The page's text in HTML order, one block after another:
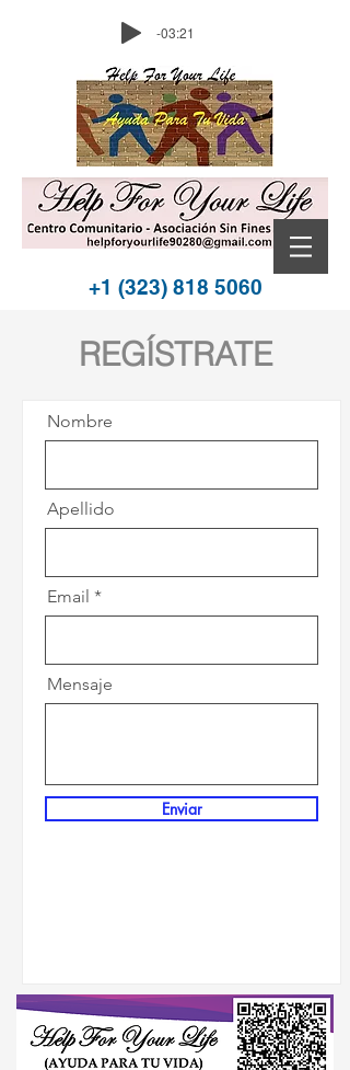
-03:21
+1 (323) 818 5060
REGÍSTRATE
Nombre
Apellido
Email
Mensaje
Enviar